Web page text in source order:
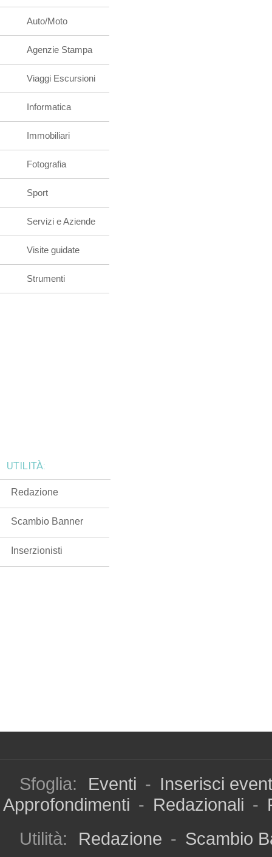
Auto/Moto
Agenzie Stampa
Viaggi Escursioni
Informatica
Immobiliari
Fotografia
Sport
Servizi e Aziende
Visite guidate
Strumenti
UTILITÀ:
Redazione
Scambio Banner
Inserzionisti
Sfoglia: Eventi - Inserisci
Approfondimenti - Redazionali -
Utilità:
Redazione - Scambio